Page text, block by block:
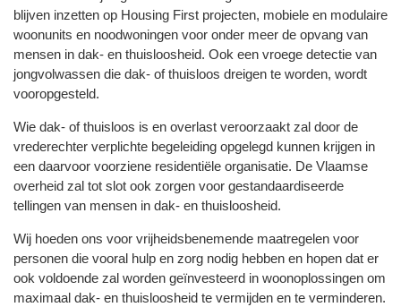
blijven inzetten op Housing First projecten, mobiele en modulaire
woonunits en noodwoningen voor onder meer de opvang van
mensen in dak- en thuisloosheid. Ook een vroege detectie van
jongvolwassen die dak- of thuisloos dreigen te worden, wordt
vooropgesteld.
Wie dak- of thuisloos is en overlast veroorzaakt zal door de
vrederechter verplichte begeleiding opgelegd kunnen krijgen in
een daarvoor voorziene residentiële organisatie. De Vlaamse
overheid zal tot slot ook zorgen voor gestandaardiseerde
tellingen van mensen in dak- en thuisloosheid.
Wij hoeden ons voor vrijheidsbenemende maatregelen voor
personen die vooral hulp en zorg nodig hebben en hopen dat er
ook voldoende zal worden geïnvesteerd in woonoplossingen om
maximaal dak- en thuisloosheid te vermijden en te verminderen.